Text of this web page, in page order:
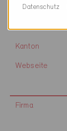
PLZ
Ort
Kanton
Webseite
Firma
Datenschutz